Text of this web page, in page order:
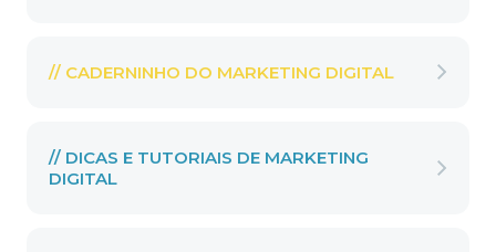
// CADERNINHO DO MARKETING DIGITAL
// DICAS E TUTORIAIS DE MARKETING
DIGITAL